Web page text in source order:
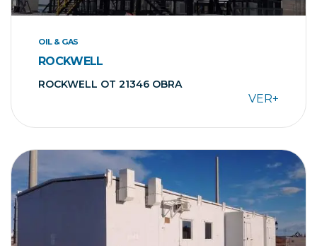
OIL & GAS
ROCKWELL
ROCKWELL OT 21346 OBRA
VER+